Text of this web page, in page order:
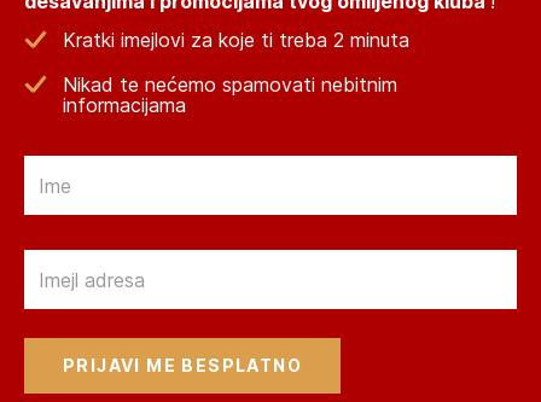
Kratki imejlovi za koje ti treba 2 minuta
Nikad te nećemo spamovati nebitnim
informacijama